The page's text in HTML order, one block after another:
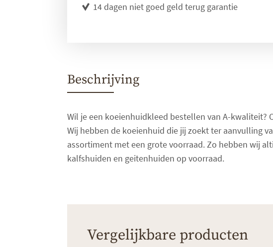
14 dagen niet goed geld terug garantie
Beschrijving
Wil je een koeienhuidkleed bestellen van A-kwaliteit?
Wij hebben de koeienhuid die jij zoekt ter aanvulling
assortiment met een grote voorraad. Zo hebben wij
kalfshuiden en geitenhuiden op voorraad.
Vergelijkbare producten